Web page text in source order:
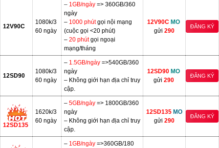
12V90C
1080k/3
60 ngày
– 1GB/ngày => 360GB/360
ngày
– 1000 phútgọi nội mạng
(cuộc gọi <20 phút)
– 20 phútgọi ngoại
mạng/tháng
12V90C MO
gửi 290
ĐĂNG KÝ
12SD90
1080k/3
60 ngày
– 1.5GB/ngày =>540GB/360
ngày
– Không giới hạn địa chỉ truy
cập.
12SD90 MO
gửi 290
ĐĂNG KÝ
12SD135
1620k/3
60 ngày
– 5GB/ngày => 1800GB/360
ngày
– Không giới hạn địa chỉ truy
cập.
12SD135 MO
gửi 290
ĐĂNG KÝ
– 1GB/ngày =>360GB/180